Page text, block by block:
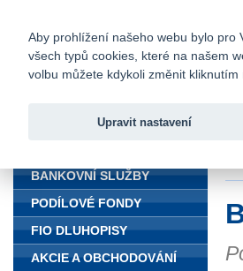
Fio banka
BANKOVNÍ SLUŽBY
PODÍLOVÉ FONDY
FIO DLUHOPISY
AKCIE A OBCHODOVÁNÍ
Aby prohlížení našeho webu bylo pro
všech typů cookies, které na našem
volbu můžete kdykoli změnit
Upravit nastavení